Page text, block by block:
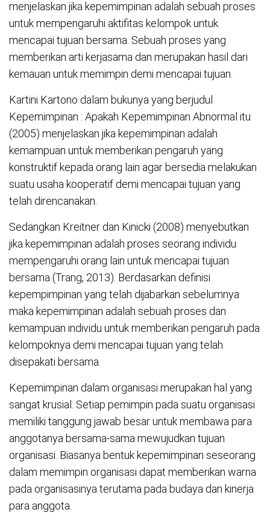
menjelaskan jika kepemimpinan adalah sebuah proses
untuk mempengaruhi aktifitas kelompok untuk
mencapai tujuan bersama. Sebuah proses yang
memberikan arti kerjasama dan merupakan hasil dari
kemauan untuk memimpin demi mencapai tujuan.
Kartini Kartono dalam bukunya yang berjudul
Kepemimpinan : Apakah Kepemimpinan Abnormal itu
(2005) menjelaskan jika kepemimpinan adalah
kemampuan untuk memberikan pengaruh yang
konstruktif kepada orang lain agar bersedia melakukan
suatu usaha kooperatif demi mencapai tujuan yang
telah direncanakan.
Sedangkan Kreitner dan Kinicki (2008) menyebutkan
jika kepemimpinan adalah proses seorang individu
mempengaruhi orang lain untuk mencapai tujuan
bersama (Trang, 2013). Berdasarkan definisi
kepempimpinan yang telah dijabarkan sebelumnya
maka kepemimpinan adalah sebuah proses dan
kemampuan individu untuk memberikan pengaruh pada
kelompoknya demi mencapai tujuan yang telah
disepakati bersama.
Kepemimpinan dalam organisasi merupakan hal yang
sangat krusial. Setiap pemimpin pada suatu organisasi
memiliki tanggung jawab besar untuk membawa para
anggotanya bersama-sama mewujudkan tujuan
organisasi. Biasanya bentuk kepemimpinan seseorang
dalam memimpin organisasi dapat memberikan warna
pada organisasinya terutama pada budaya dan kinerja
para anggota.